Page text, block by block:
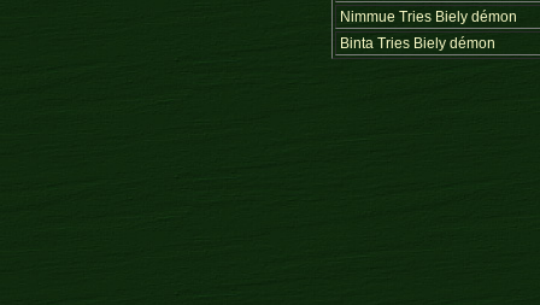
Nimmue Tries Biely démon
Binta Tries Biely démon